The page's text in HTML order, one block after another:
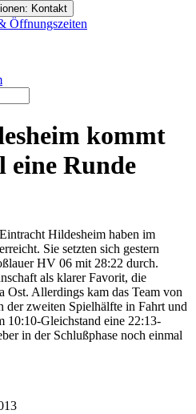
Kontakt
Öffnungszeiten
kommt
Runde
Hildesheim haben im
Sie setzten sich gestern
HV 06 mit 28:22 durch.
als klarer Favorit, die
Ost. Allerdings kam das Team von
der zweiten Spielhälfte in Fahrt und
10:10-Gleichstand eine 22:13-
in der Schlußphase noch einmal